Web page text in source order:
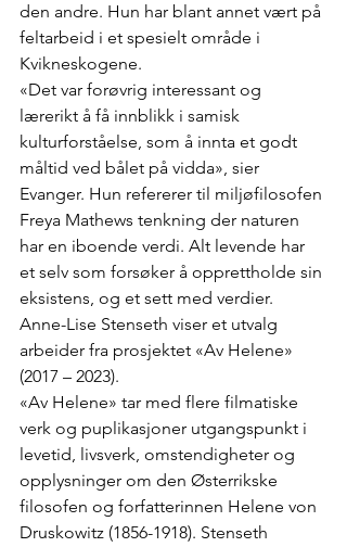
den andre. Hun har blant annet vært på
feltarbeid i et spesielt område i
Kvikneskogene.
«Det var forøvrig interessant og
lærerikt å få innblikk i samisk
kulturforståelse, som å innta et godt
måltid ved bålet på vidda», sier
Evanger. Hun refererer til miljøfilosofen
Freya Mathews tenkning der naturen
har en iboende verdi. Alt levende har
et selv som forsøker å opprettholde sin
eksistens, og et sett med verdier.
Anne-Lise Stenseth viser et utvalg
arbeider fra prosjektet «Av Helene»
(2017 – 2023).
«Av Helene» tar med flere filmatiske
verk og puplikasjoner utgangspunkt i
levetid, livsverk, omstendigheter og
opplysninger om den Østerrikske
filosofen og forfatterinnen Helene von
Druskowitz (1856-1918). Stenseth